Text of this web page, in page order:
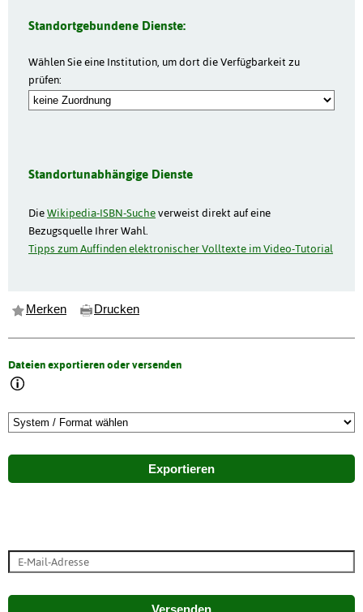
Standortgebundene Dienste:
Wählen Sie eine Institution, um dort die Verfügbarkeit zu
prüfen:
Standortunabhängige Dienste
DieWikipedia-ISBN-Sucheverweist direkt auf eine
Bezugsquelle Ihrer Wahl.
Tipps zum Auffinden elektronischer Volltexte im Video-Tutorial
Merken Drucken
Dateien exportieren oder versenden
Exportieren
Versenden